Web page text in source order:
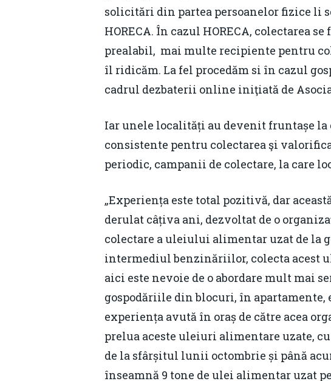
solicitări din partea persoanelor fizice li
HORECA. În cazul HORECA, colectarea
prealabil, mai multe recipiente pentru
îl ridicăm. La fel procedăm si în cazul
cadrul dezbaterii online iniţiată de
Iar unele localități au devenit fruntașe
consistente pentru colectarea şi
periodic, campanii de colectare, la care
„Experiența este total pozitivă, dar
derulat câțiva ani, dezvoltat de o
colectare a uleiului alimentar uzat de la
intermediul benzinăriilor, colecta acest
aici este nevoie de o abordare mult mai
gospodăriile din blocuri, în apartamente,
experiența avută în oraș de către acea
prelua aceste uleiuri alimentare uzate,
de la sfârșitul lunii octombrie și până
înseamnă 9 tone de ulei alimentar uzat